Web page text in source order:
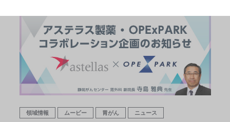
領域情報 ムービー 胃がん ニュース